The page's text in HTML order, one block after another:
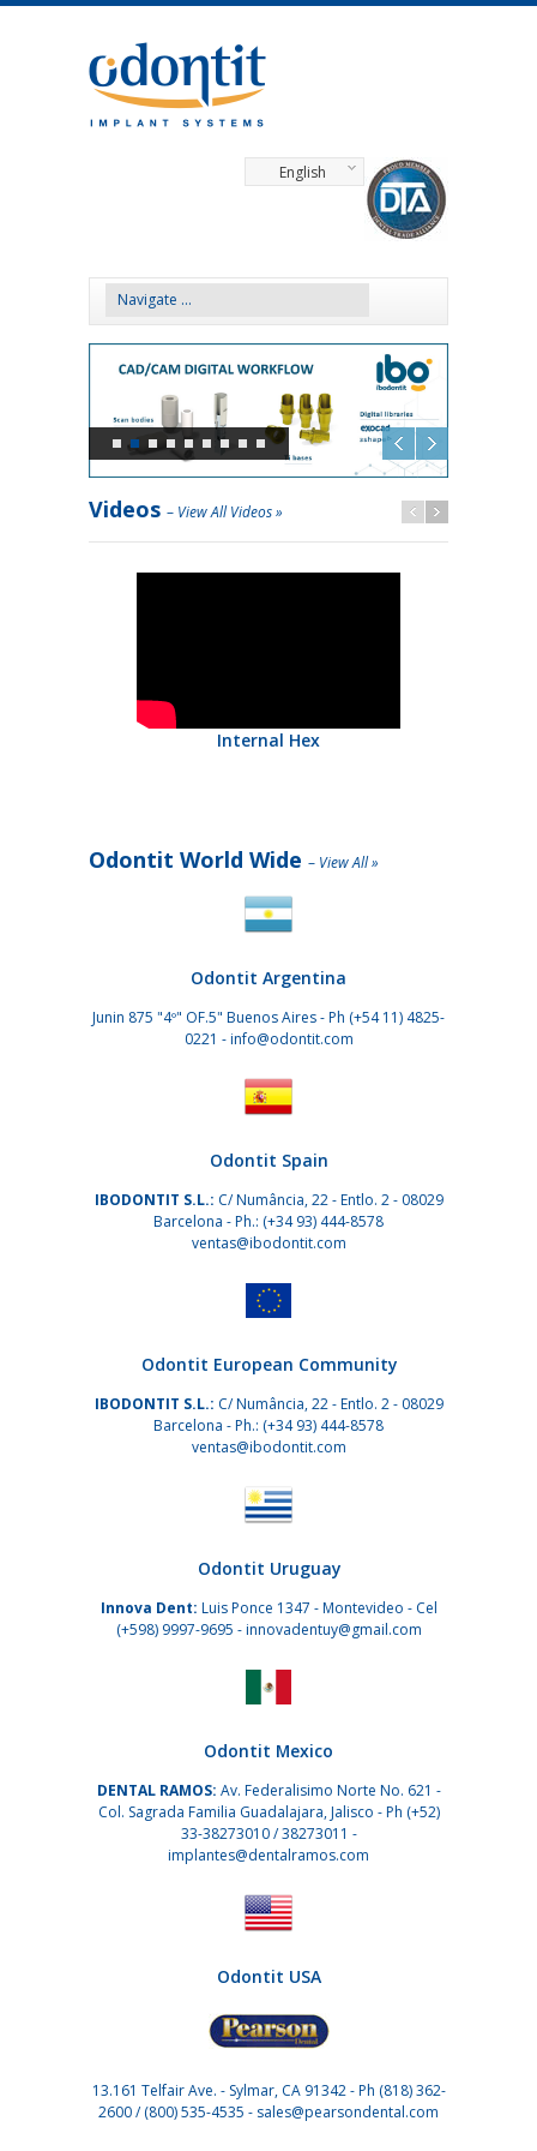
English
Videos – View All Videos »
Internal Hex
Odontit World Wide – View All »
Odontit Argentina
Junin 875 "4º" OF.5" Buenos Aires - Ph (+54 11) 4825-
0221 -info@odontit.com
Odontit Spain
IBODONTIT S.L.: C/ Numância, 22 - Entlo. 2 - 08029
Barcelona - Ph.: (+34 93) 444-8578
ventas@ibodontit.com
Odontit European Community
IBODONTIT S.L.: C/ Numância, 22 - Entlo. 2 - 08029
Barcelona -Ph.: (+34 93) 444-8578
ventas@ibodontit.com
Odontit Uruguay
Innova Dent: Luis Ponce 1347 - Montevideo - Cel
(+598) 9997-9695 - innovadentuy@gmail.com
Odontit Mexico
DENTAL RAMOS: Av. Federalisimo Norte No. 621 -
Col. Sagrada Familia Guadalajara, Jalisco - Ph (+52)
33-38273010/38273011 -
implantes@dentalramos.com
Odontit USA
13.161 Telfair Ave. - Sylmar, CA 91342 - Ph (818) 362-
2600/(800) 535-4535 - sales@pearsondental.com